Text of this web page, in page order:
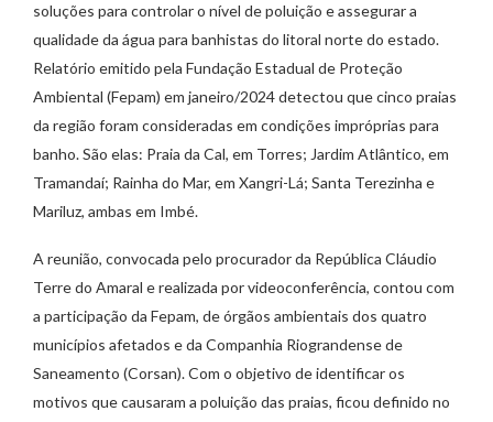
soluções para controlar o nível de poluição e assegurar a
qualidade da água para banhistas do litoral norte do estado.
Relatório emitido pela Fundação Estadual de Proteção
Ambiental (Fepam) em janeiro/2024 detectou que cinco praias
da região foram consideradas em condições impróprias para
banho. São elas: Praia da Cal, em Torres; Jardim Atlântico, em
Tramandaí; Rainha do Mar, em Xangri-Lá; Santa Terezinha e
Mariluz, ambas em Imbé.
A reunião, convocada pelo procurador da República Cláudio
Terre do Amaral e realizada por videoconferência, contou com
a participação da Fepam, de órgãos ambientais dos quatro
municípios afetados e da Companhia Riograndense de
Saneamento (Corsan). Com o objetivo de identificar os
motivos que causaram a poluição das praias, ficou definido no